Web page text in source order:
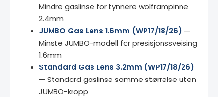
Mindre gaslinse for tynnere wolframpinne
2.4mm
JUMBO Gas Lens 1.6mm (WP17/18/26) —
Minste JUMBO-modell for presisjonssveising
1.6mm
Standard Gas Lens 3.2mm (WP17/18/26)
— Standard gaslinse samme størrelse uten
JUMBO-kropp